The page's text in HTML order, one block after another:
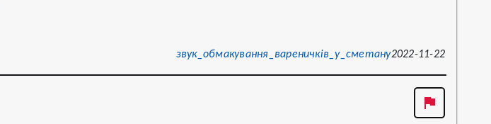
звук_обмакування_вареничків_у_сметану2022-11-22